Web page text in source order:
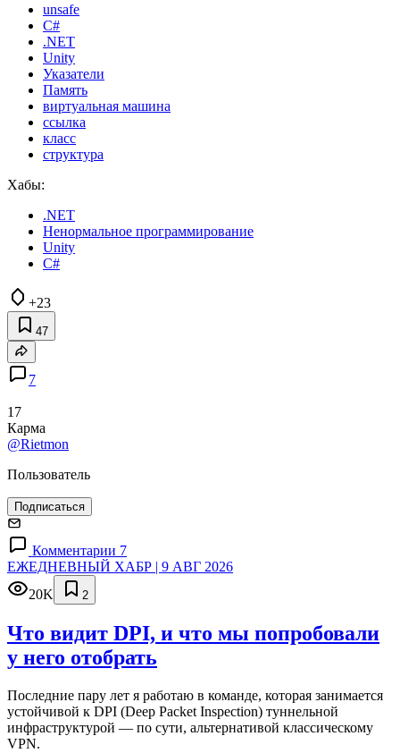
unsafe
C#
.NET
Unity
Указатели
Память
виртуальная машина
ссылка
класс
структура
Хабы:
.NET
Ненормальное программирование
Unity
C#
+23
47
7
17
Карма
@Rietmon
Пользователь
Подписаться
Комментарии 7
ЕЖЕДНЕВНЫЙ ХАБР | 9 АВГ 2026
20K
2
Что видит DPI, и что мы попробовали
у него отобрать
Последние пару лет я работаю в команде, которая занимается
устойчивой к DPI (Deep Packet Inspection) туннельной
инфраструктурой — по сути, альтернативой классическому
VPN.